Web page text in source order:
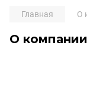
Главная О
О компании